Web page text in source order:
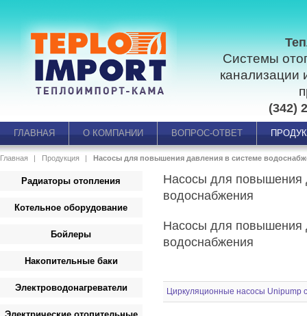
Системы
канализации
(342)
ГЛАВНАЯ О КОМПАНИИ ВОПРОС-ОТВЕТ
Главная Продукция Насосы для повышения давления в системе
Насосы для повышения
водоснабжения
Насосы для повышения
водоснабжения
Циркуляционные насосы Unipump
Радиаторы отопления
Котельное оборудование
Бойлеры
Накопительные баки
Электроводонагреватели